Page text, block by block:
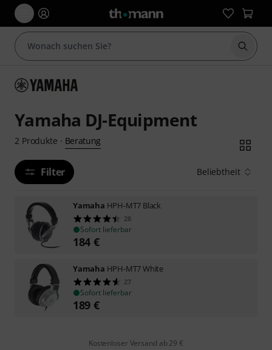
Suche
Yamaha DJ-Equipment
2 Produkte · Beratung
Filter Beliebtheit
Yamaha HPH-MT7 Black
28
Sofort lieferbar
184 €
Yamaha HPH-MT7 White
27
Sofort lieferbar
189 €
Kostenloser Versand ab 29 €